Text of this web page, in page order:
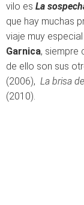
vilo es La
que hay muchas
viaje muy
Garnica, siempre
de ello son sus
(2006), La brisa
(2010).